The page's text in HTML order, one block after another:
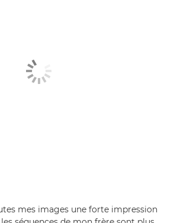
mes images une forte impression